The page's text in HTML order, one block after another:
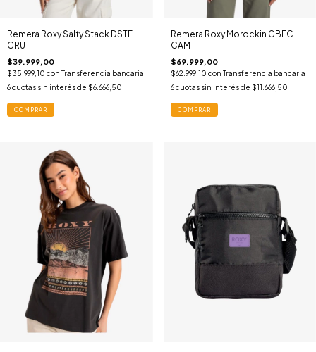
Remera Roxy Salty Stack DSTF
CRU
$39.999,00
$35.999,10 con Transferencia bancaria
6cuotas sin interés de $6.666,50
COMPRAR
Remera Roxy Morockin GBFC
CAM
$69.999,00
$62.999,10 con Transferencia bancaria
6 cuotas sin interés de $11.666,50
COMPRAR